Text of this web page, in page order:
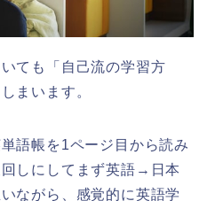
ても「自己流の学習方
まいます。
語帳を1ページ目から読み
しにしてまず英語→日本
ながら、感覚的に英語学